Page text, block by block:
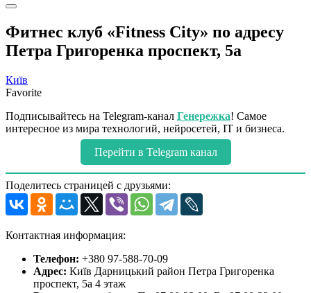
Фитнес клуб «Fitness City» по адресу
Петра Григоренка проспект, 5а
Київ
Favorite
Подписывайтесь на Telegram-канал Генережка! Самое
интересное из мира технологий, нейросетей, IT и бизнеса.
Перейти в Telegram канал
Поделитесь страницей с друзьями:
Контактная информация:
Телефон: +380 97-588-70-09
Адрес: Київ Дарницький район Петра Григоренка
проспект, 5а 4 этаж